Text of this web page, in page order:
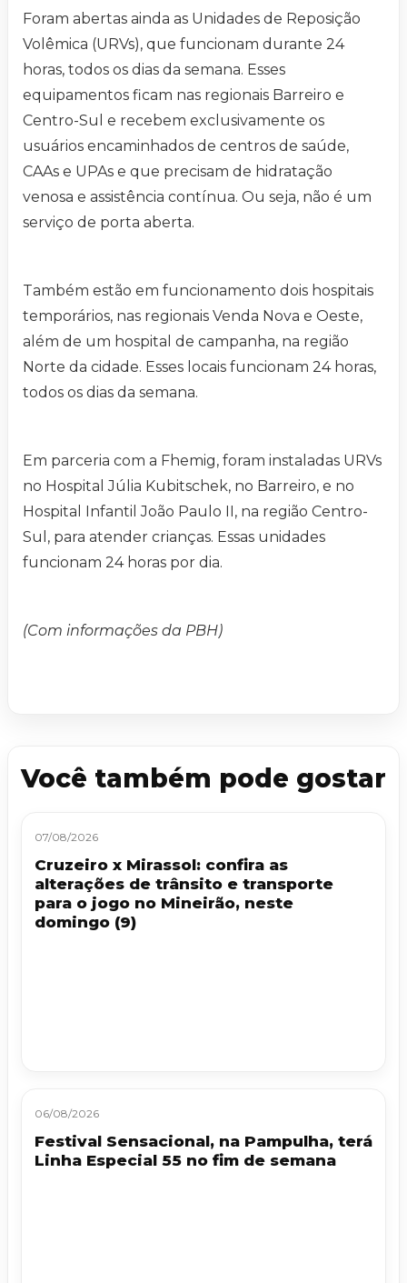
Foram abertas ainda as Unidades de Reposição
Volêmica (URVs), que funcionam durante 24
horas, todos os dias da semana. Esses
equipamentos ficam nas regionais Barreiro e
Centro-Sul e recebem exclusivamente os
usuários encaminhados de centros de saúde,
CAAs e UPAs e que precisam de hidratação
venosa e assistência contínua. Ou seja, não é um
serviço de porta aberta.
Também estão em funcionamento dois hospitais
temporários, nas regionais Venda Nova e Oeste,
além de um hospital de campanha, na região
Norte da cidade. Esses locais funcionam 24 horas,
todos os dias da semana.
Em parceria com a Fhemig, foram instaladas URVs
no Hospital Júlia Kubitschek, no Barreiro, e no
Hospital Infantil João Paulo II, na região Centro-
Sul, para atender crianças. Essas unidades
funcionam 24 horas por dia.
(Com informações da PBH)
Você também pode gostar
07/08/2026
Cruzeiro x Mirassol: confira as
alterações de trânsito e transporte
para o jogo no Mineirão, neste
domingo (9)
06/08/2026
Festival Sensacional, na Pampulha, terá
Linha Especial 55 no fim de semana